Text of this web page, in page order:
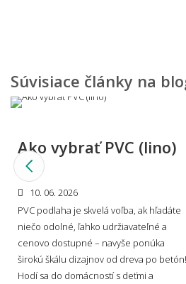
Aký je rozdiel medzi PVC
vinylovou podlahou?
Môžem vidieť, ako by PVC
mňa doma?
Viete mi miestnosť
štýlu interiéru?
Súvisiace články na
Ako vybrať PVC (lino)
10. 06. 2026
PVC podlaha je skvelá voľba, ak hľadáte
niečo odolné, ľahko udržiavateľné a
cenovo dostupné – navyše ponúka
širokú škálu dizajnov od dreva po betón!
Hodí sa do domácností s deťmi a